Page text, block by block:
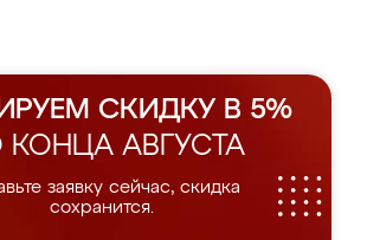
СКИДКУ В 5%
КОНЦА АВГУСТА
заявку сейчас, скидка
сохранится.